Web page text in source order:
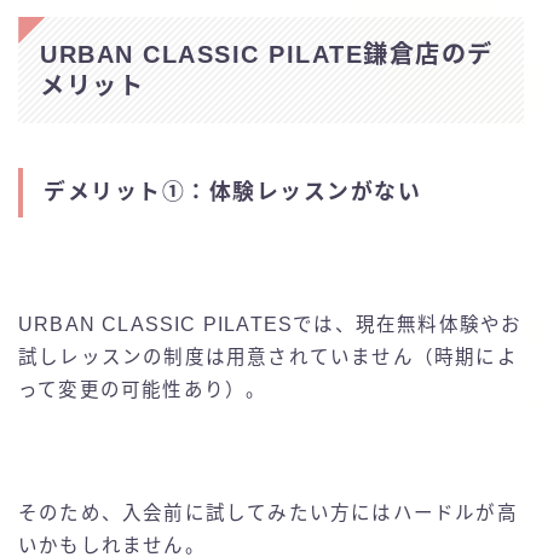
URBAN CLASSIC PILATE鎌倉店のデ
メリット
デメリット①：体験レッスンがない
URBAN CLASSIC PILATESでは、現在無料体験やお
試しレッスンの制度は用意されていません（時期によ
って変更の可能性あり）。
そのため、入会前に試してみたい方にはハードルが高
いかもしれません。